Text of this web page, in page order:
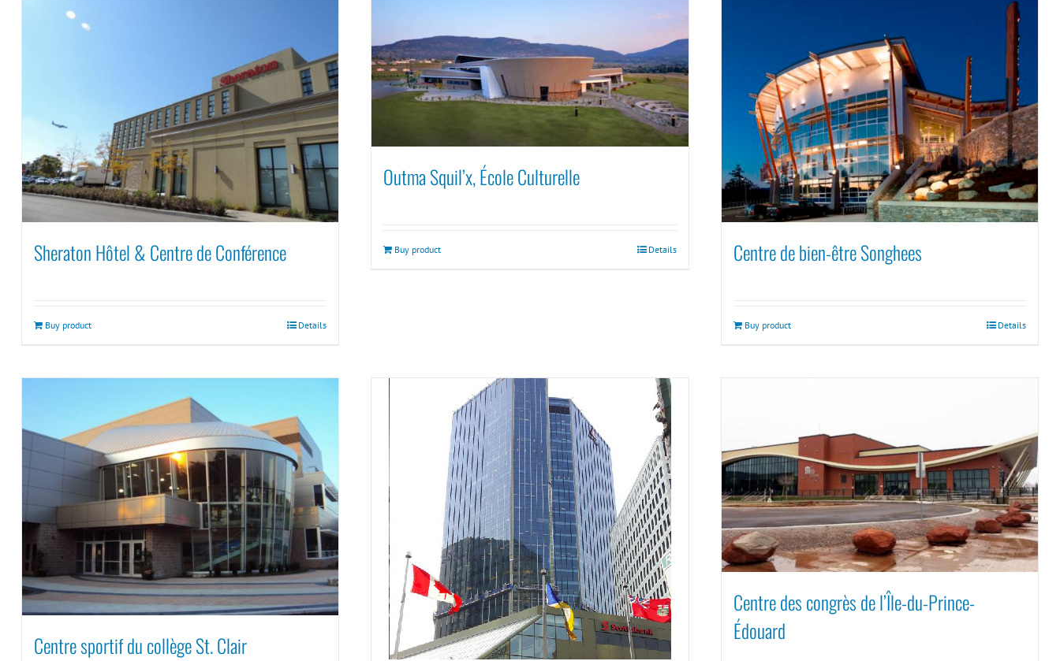
Sheraton Hôtel & Centre de Conférence
Buy product Details
Outma Squil’x, École Culturelle
Buy product Details Centre de bien-être Songhees
Buy product Details
Centre sportif du collège St. Clair
Centre des congrès de l’Île-du-Prince-
Édouard